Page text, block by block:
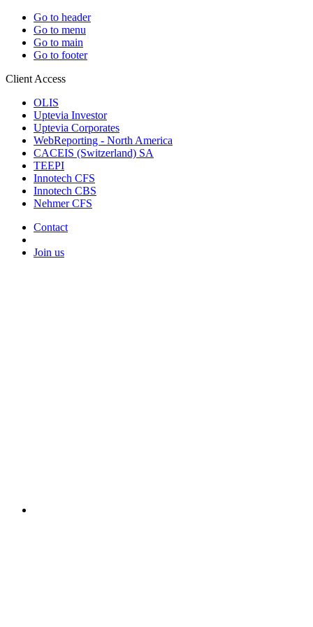
Go to header
Go to menu
Go to main
Go to footer
Client Access
OLIS
Uptevia Investor
Uptevia Corporates
WebReporting - North America
CACEIS (Switzerland) SA
TEEPI
Innotech CFS
Innotech CBS
Nehmer CFS
Contact
Join us